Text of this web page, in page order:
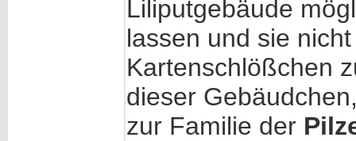
Liliputgebäude
lassen und sie
Kartenschlößchen
dieser
zur Familie der